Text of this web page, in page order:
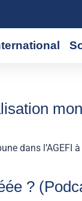
dans
?